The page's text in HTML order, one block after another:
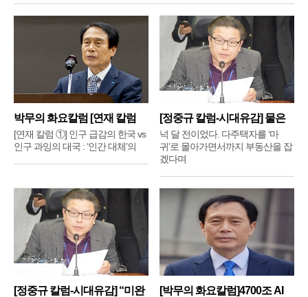
박무의 화요칼럼 [연재 칼럼
①]
[연재 칼럼 ①] 인구 급감의 한국 vs
인구 과잉의 대국 : ‘인간 대체’의
[정중규 칼럼-시대유감] 물은
배
넉 달 전이었다. 다주택자를 ‘마
귀’로 몰아가면서까지 부동산을 잡
겠다며
[정중규 칼럼-시대유감] “미완
[박무의 화요칼럼]4700조 AI